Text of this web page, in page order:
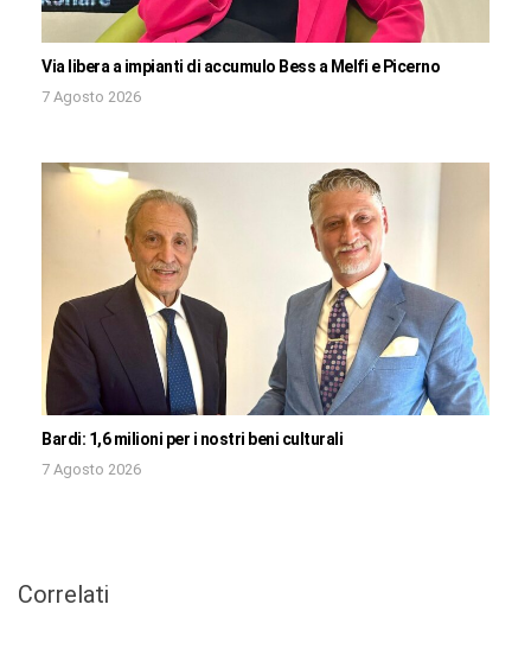
Via libera a impianti di accumulo Bess a Melfi e Picerno
7 Agosto 2026
Bardi: 1,6 milioni per i nostri beni culturali
7 Agosto 2026
Correlati